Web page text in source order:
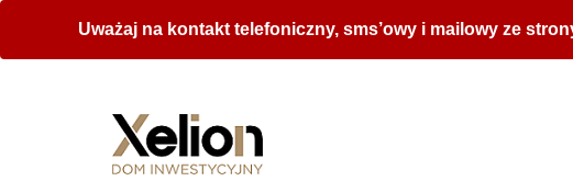
Uważaj na kontakt telefoniczny, sms’owy i mailowy ze